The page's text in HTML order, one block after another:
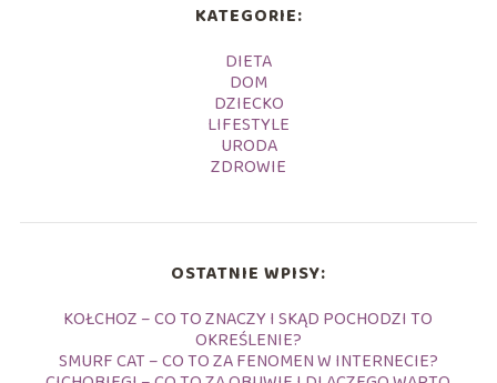
KATEGORIE:
DIETA
DOM
DZIECKO
LIFESTYLE
URODA
ZDROWIE
OSTATNIE WPISY:
KOŁCHOZ – CO TO ZNACZY I SKĄD POCHODZI TO
OKREŚLENIE?
SMURF CAT – CO TO ZA FENOMEN W INTERNECIE?